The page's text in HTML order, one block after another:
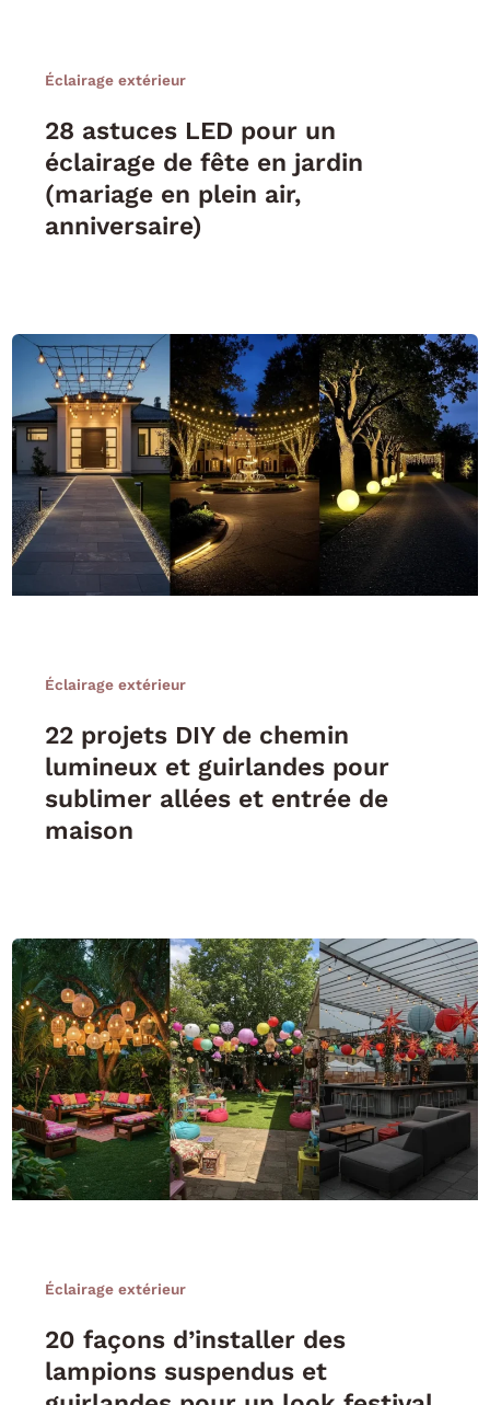
Éclairage extérieur
28 astuces LED pour un
éclairage de fête en jardin
(mariage en plein air,
anniversaire)
Éclairage extérieur
22 projets DIY de chemin
lumineux et guirlandes pour
sublimer allées et entrée de
maison
Éclairage extérieur
20 façons d’installer des
lampions suspendus et